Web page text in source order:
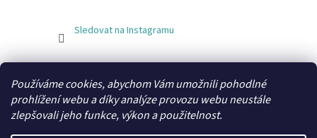
Používáme cookies, abychom Vám umožnili pohodlné
prohlížení webu a díky analýze provozu webu neustále
zlepšovali jeho funkce, výkon a použitelnost.
Sledovat na Instagramu